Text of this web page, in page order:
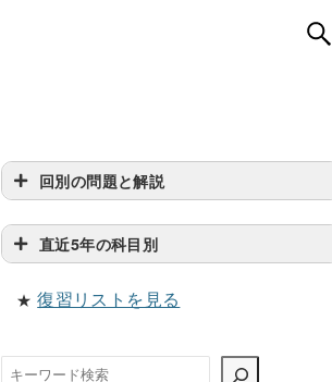
回別の問題と解説
直近5年の科目別
★復習リストを見る
検